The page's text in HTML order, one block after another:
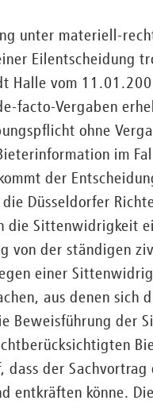
unter materiell-
Eilentscheidung
Halle vom
facto-Vergaben
ohne
im
der
Düsseldorfer
die Sittenwidrigkeit
von der ständigen
einer
aus denen
Beweisführung der
dass der
entkräften könne.